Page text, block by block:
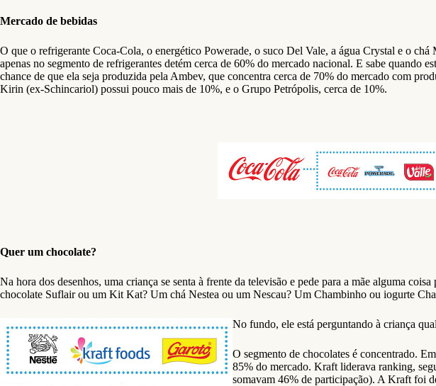
Mercado de bebidas
O que o refrigerante Coca-Cola, o energético Powerade, o suco Del Vale, a água Crystal e o
apenas no segmento de refrigerantes detém cerca de 60% do mercado nacional. E sabe quando
chance de que ela seja produzida pela Ambev, que concentra cerca de 70% do mercado com
Kirin (ex-Schincariol) possui pouco mais de 10%, e o Grupo Petrópolis, cerca de 10%.
Quer um chocolate?
Na hora dos desenhos, uma criança se senta à frente da televisão e pede para a mãe alguma
chocolate Suflair ou um Kit Kat? Um chá Nestea ou um Nescau? Um Chambinho ou iogurte
No fundo, ele está perguntando à criança
O segmento de chocolates é concentrado.
85% do mercado. Kraft liderava ranking,
somavam 46% de participação). A Kraft foi